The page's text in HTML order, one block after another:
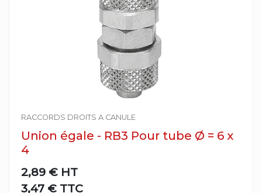
RACCORDS DROITS A CANULE
Union égale - RB3 Pour tube Ø = 6 x
4
2,89 € HT
3,47 € TTC